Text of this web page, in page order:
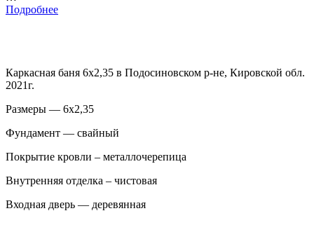
Подробнее
Каркасная баня 6х2,35 в Подосиновском р-не, Кировской обл.
2021г.
Размеры — 6х2,35
Фундамент — свайный
Покрытие кровли – металлочерепица
Внутренняя отделка – чистовая
Входная дверь — деревянная